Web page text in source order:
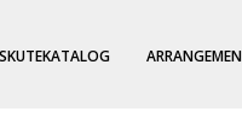
SKUTEKATALOG